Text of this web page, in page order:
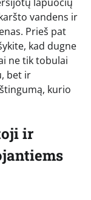
vandens ir
Prieš pat
kad dugne
ne tik tobulai
bet ir
kurio
ir